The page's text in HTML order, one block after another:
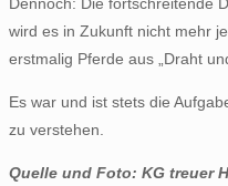
wird es in Zukunft nicht mehr
erstmalig Pferde aus „Draht
Es war und ist stets die
zu verstehen.
Quelle und Foto: KG treuer